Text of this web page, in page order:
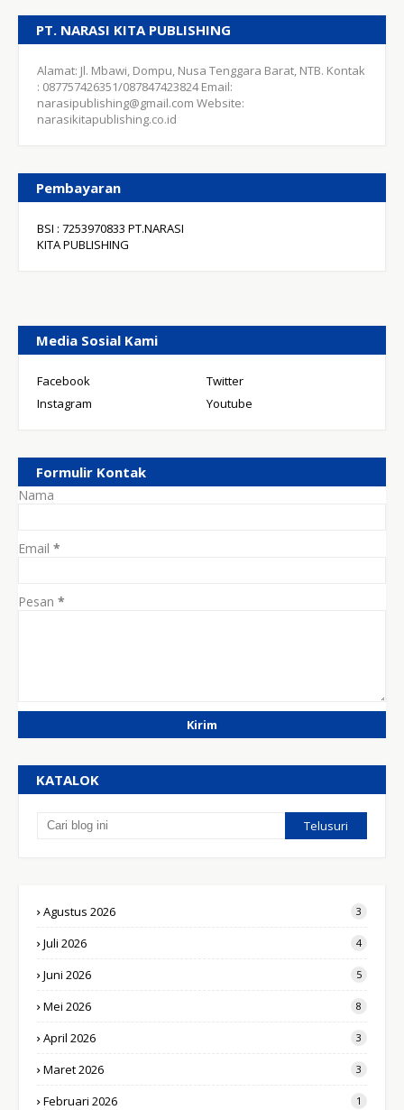
PT. NARASI KITA PUBLISHING
Alamat: Jl. Mbawi, Dompu, Nusa Tenggara Barat, NTB. Kontak
: 087757426351/087847423824 Email:
narasipublishing@gmail.com Website:
narasikitapublishing.co.id
Pembayaran
BSI : 7253970833 PT.NARASI
KITA PUBLISHING
Media Sosial Kami
Facebook
Twitter
Instagram
Youtube
Formulir Kontak
Nama
Email *
Pesan *
KATALOK
Agustus 2026 3
Juli 2026 4
Juni 2026 5
Mei 2026 8
April 2026 3
Maret 2026 3
Februari 2026 1